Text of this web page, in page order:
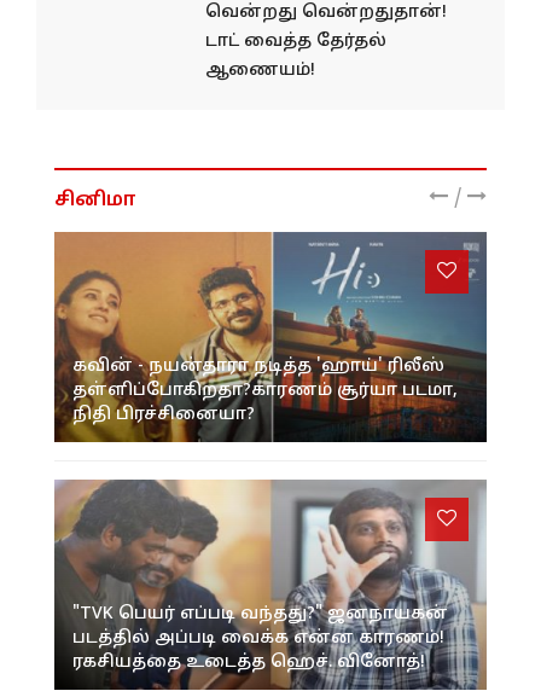
வென்றது வென்றதுதான்!
டாட் வைத்த தேர்தல்
ஆணையம்!
சினிமா /
கவின் - நயன்தாரா நடித்த 'ஹாய்' ரிலீஸ்
தள்ளிப்போகிறதா?காரணம் சூர்யா படமா,
நிதி பிரச்சினையா?
"TVK பெயர் எப்படி வந்தது?" ஜனநாயகன்
படத்தில் அப்படி வைக்க என்ன காரணம்!
ரகசியத்தை உடைத்த ஹெச். வினோத்!